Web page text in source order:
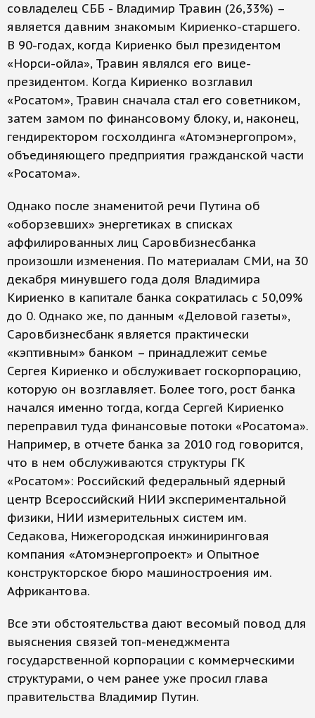
совладелец СББ - Владимир Травин (26,33%) –
является давним знакомым Кириенко-старшего.
В 90-годах, когда Кириенко был президентом
«Норси-ойла», Травин являлся его вице-
президентом. Когда Кириенко возглавил
«Росатом», Травин сначала стал его советником,
затем замом по финансовому блоку, и, наконец,
гендиректором госхолдинга «Атомэнергопром»,
объединяющего предприятия гражданской части
«Росатома».
Однако после знаменитой речи Путина об
«оборзевших» энергетиках в списках
аффилированных лиц Саровбизнесбанка
произошли изменения. По материалам СМИ, на 30
декабря минувшего года доля Владимира
Кириенко в капитале банка сократилась с 50,09%
до 0. Однако же, по данным «Деловой газеты»,
Саровбизнесбанк является практически
«кэптивным» банком – принадлежит семье
Сергея Кириенко и обслуживает госкорпорацию,
которую он возглавляет. Более того, рост банка
начался именно тогда, когда Сергей Кириенко
переправил туда финансовые потоки «Росатома».
Например, в отчете банка за 2010 год говорится,
что в нем обслуживаются структуры ГК
«Росатом»: Российский федеральный ядерный
центр Всероссийский НИИ экспериментальной
физики, НИИ измерительных систем им.
Седакова, Нижегородская инжиниринговая
компания «Атомэнергопроект» и Опытное
конструкторское бюро машиностроения им.
Африкантова.
Все эти обстоятельства дают весомый повод для
выяснения связей топ-менеджмента
государственной корпорации с коммерческими
структурами, о чем ранее уже просил глава
правительства Владимир Путин.